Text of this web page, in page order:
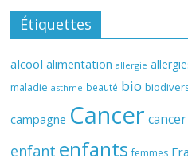
Étiquettes
alcool alimentation allergie
maladie asthme beauté bio
campagne Cancer
enfant enfants femmes